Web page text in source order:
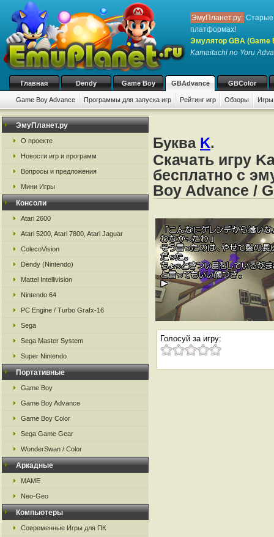
ЭмуПланет.ру: Старые
платформах!
Эмулятор GBA (Game
Kamaitachi no Yoru
Главная Dendy Game Boy GBAdvance GBColor
Game Boy Advance Программы для запуска игр Рейтинг игр Обзоры
ЭмуПланет.ру
О проекте
Новости игр и программ
Вопросы и предложения
Мини Игры
Консоли
Atari 2600
Atari 5200, Atari 7800, Atari Jaguar
ColecoVision
Dendy (Nintendo)
Mattel Intellivision
Nintendo 64
PC Engine / Turbo Grafx-16
Sega
Sega Master System
Super Nintendo
Портативные
Game Boy
Game Boy Advance
Game Boy Color
Sega Game Gear
WonderSwan / Color
Аркадные
MAME
Neo-Geo
Компьютеры
Современные Игры для ПК
Буква K.
Скачать игру
бесплатно с
Boy Advance /
Голосуй за игру: